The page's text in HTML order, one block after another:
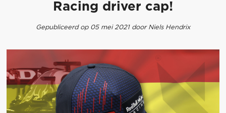
Racing driver cap!
Gepubliceerd op 05 mei 2021 door Niels Hendrix